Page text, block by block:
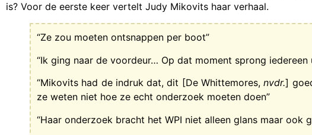
is? Voor de eerste keer vertelt Judy Mikovits haar verhaal.
“Ze zou moeten ontsnappen per boot”
“Ik ging naar de voordeur… Op dat moment sprong iedereen
“Mikovits had de indruk dat, dit [De Whittemores,nvdr.]
ze weten niet hoe ze echt onderzoek moeten doen”
“Haar onderzoek bracht het WPI niet alleen glans maar ook